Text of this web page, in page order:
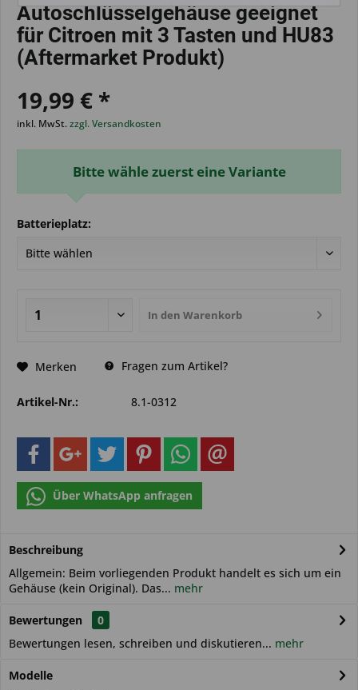
Autoschlüsselgehäuse geeignet
für Citroen mit 3 Tasten und HU83
(Aftermarket Produkt)
19,99 € *
inkl. MwSt.zzgl. Versandkosten
Bitte wähle zuerst eine Variante
Batterieplatz:
In den Warenkorb
Merken Fragen zum Artikel?
Artikel-Nr.: 8.1-0312
Über WhatsApp anfragen
Beschreibung
Allgemein: Beim vorliegenden Produkt handelt es sich um ein
Gehäuse (kein Original). Das... mehr
Bewertungen
0
Bewertungen lesen, schreiben und diskutieren... mehr
Modelle